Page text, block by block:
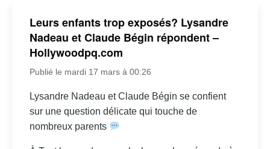
Leurs enfants trop exposés? Lysandre
Nadeau et Claude Bégin répondent –
Hollywoodpq.com
Publié le mardi 17 mars à 00:26
Lysandre Nadeau et Claude Bégin se confient
sur une question délicate qui touche de
nombreux parents